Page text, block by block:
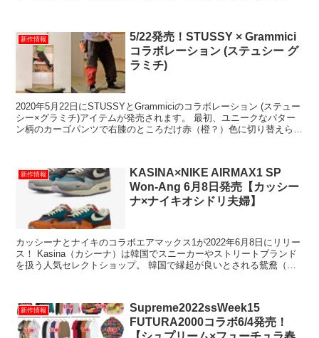
新作情報
5/22発売！STUSSY × Grammici
コラボレーション (ステュシー グ
ラミチ)
2020年5月22日にSTUSSYとGrammiciのコラボレーション (ステュー
シー×グラミチ)アイテムが発売されます。 最初、ユニークなパター
ン柄のカーゴパンツで右膝のところだけ赤（橙？）色に切り替えられ
新作情報
KASINA×NIKE AIRMAX1 SP
Won-Ang 6月8日発売【カッシー
ナ×ナイキオシドリ夫婦】
カッシーナとナイキのコラボエアマックス1が2022年6月8日にリリー
ス！ Kasina（カシーナ）は韓国でスニーカーやストリートブランド
を扱う人気セレクトショップ。 韓国で縁起が良いとされる鴛鴦（オ
新作情報
Supreme2022ssWeek15
FUTURA2000コラボ6/4発売！